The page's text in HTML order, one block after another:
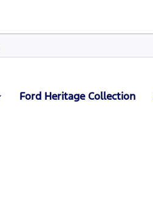
Ford Heritage Collection